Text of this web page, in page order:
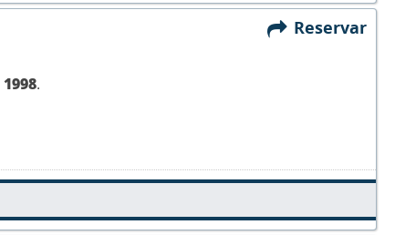
Reservar
1998.